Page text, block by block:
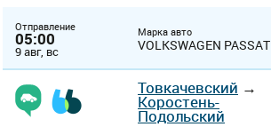
Отправление
05:00
9 авг, вс
Марка авто
VOLKSWAGEN PASSAT
Товкачевский →
Коростень-
Подольский